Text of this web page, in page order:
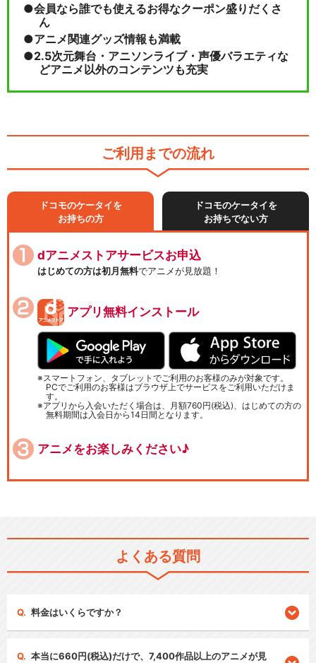
会員なら誰でも使えるお得なクーポン盛りだくさ
ん
アニメ関連グッズ情報も満載
2.5次元舞台・アニソンライブ・声優バラエティな
どアニメ以外のコンテンツも充実
ご利用までの流れ
ドコモのケータイを
お持ちの方
ドコモのケータイを
お持ちでない方
dアニメストアサービスお申込
はじめての方は初月無料でアニメが見放題！
アプリ無料インストール
スマートフォン、タブレットでご利用のお客様のみが対象です。
PCでご利用のお客様はブラウザ上でサービスをご利用いただけま
す。
アプリから入会いただく場合は、月額760円(税込)、はじめての方の
無料期間は入会日から14日間となります。
アニメをお楽しみください♪
よくある質問
料金はいくらですか？
本当に660円(税込)だけで、7,400作品以上のアニメが見